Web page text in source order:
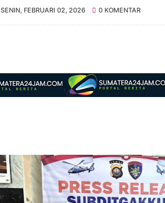
SENIN, FEBRUARI 02, 2026 0 KOMENTAR